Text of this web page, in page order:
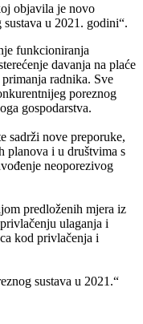
objavila je novo
u 2021. godini“.
funkcioniranja
davanja na plaće
radnika. Sve
poreznog
gospodarstva.
sadrži nove preporuke,
planova i u društvima s
neoporezivog
predloženih mjera iz
ulaganja i
kod privlačenja i
sustava u 2021.“